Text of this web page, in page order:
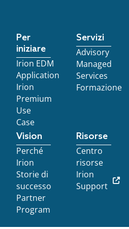
Per
iniziare
Irion EDM
Application
Irion
Premium
Use
Case
Servizi
Advisory
Managed
Services
Formazione
Vision
Perché
Irion
Storie di
successo
Partner
Program
Risorse
Centro
risorse
Irion
Support